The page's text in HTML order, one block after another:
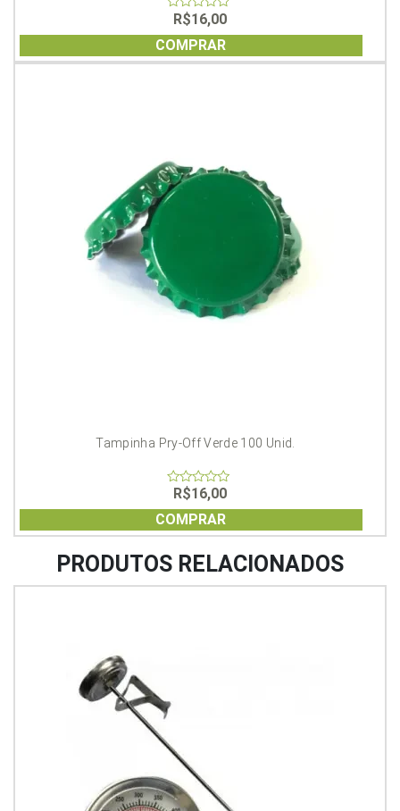
out
of
5
R$16,00
COMPRAR
Tampinha Pry-Off Verde 100 Unid.
of
5
R$16,00
COMPRAR
PRODUTOS RELACIONADOS